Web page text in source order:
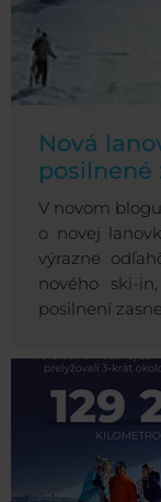
Nová
posilnené
V novom
o novej
výrazne
nového ski-
posilnení